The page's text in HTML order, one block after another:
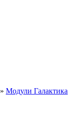
» Модули Галактика